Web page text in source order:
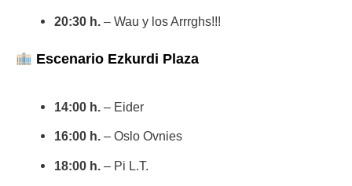
20:30 h. – Wau y los Arrrghs!!!
Escenario Ezkurdi Plaza
14:00 h. – Eider
16:00 h. – Oslo Ovnies
18:00 h. – Pi L.T.